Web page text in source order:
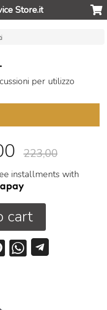
Store.it
per utilizzo
223,00
installments with
cart